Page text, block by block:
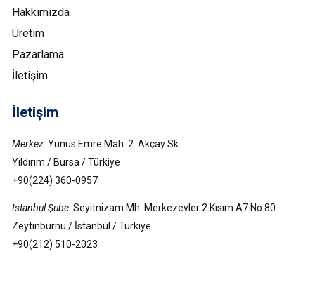
Hakkımızda
Üretim
Pazarlama
İletişim
İletişim
Merkez:Yunus Emre Mah. 2. Akçay Sk.
Yıldırım / Bursa / Türkiye
+90(224) 360-0957
İstanbul Şube:Seyitnizam Mh. Merkezevler 2.Kısım A7 No:80
Zeytinburnu / İstanbul / Türkiye
+90(212) 510-2023